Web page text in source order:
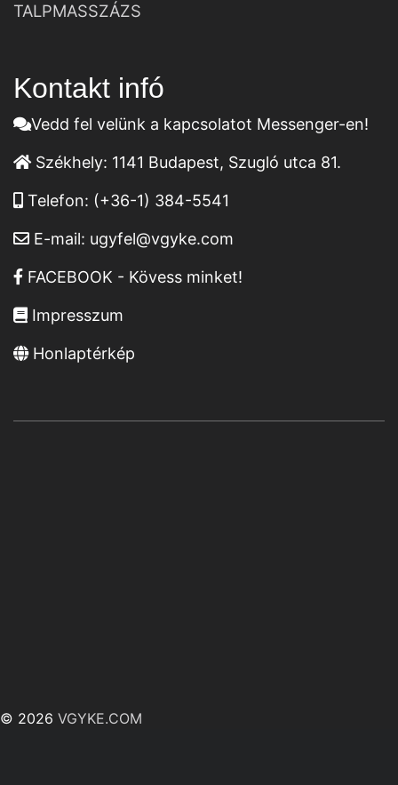
TALPMASSZÁZS
Kontakt infó
Vedd fel velünk a kapcsolatot Messenger-en!
Székhely: 1141 Budapest, Szugló utca 81.
Telefon: (+36-1) 384-5541
E-mail: ugyfel@vgyke.com
FACEBOOK - Kövess minket!
Impresszum
Honlaptérkép
© 2026 VGYKE.COM